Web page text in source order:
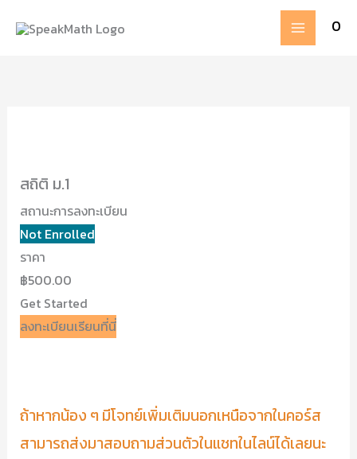
MAIN
MENU
0
สถิติ ม.1
สถานะการลงทะเบียน
Not Enrolled
ราคา
฿500.00
Get Started
ลงทะเบียนเรียนที่นี่
ถ้าหากน้อง ๆ มีโจทย์เพิ่มเติมนอกเหนือจากในคอร์ส
สามารถส่งมาสอบถามส่วนตัวในแชทในไลน์ได้เลยนะ